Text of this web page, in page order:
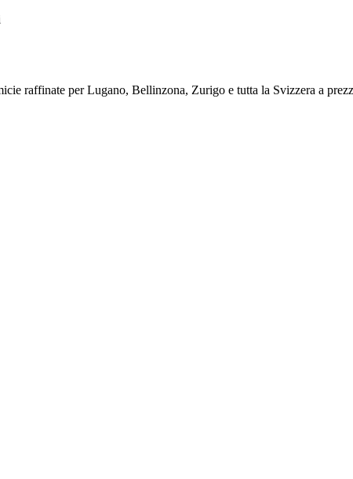
raffinate per Lugano, Bellinzona, Zurigo e tutta la Svizzera a